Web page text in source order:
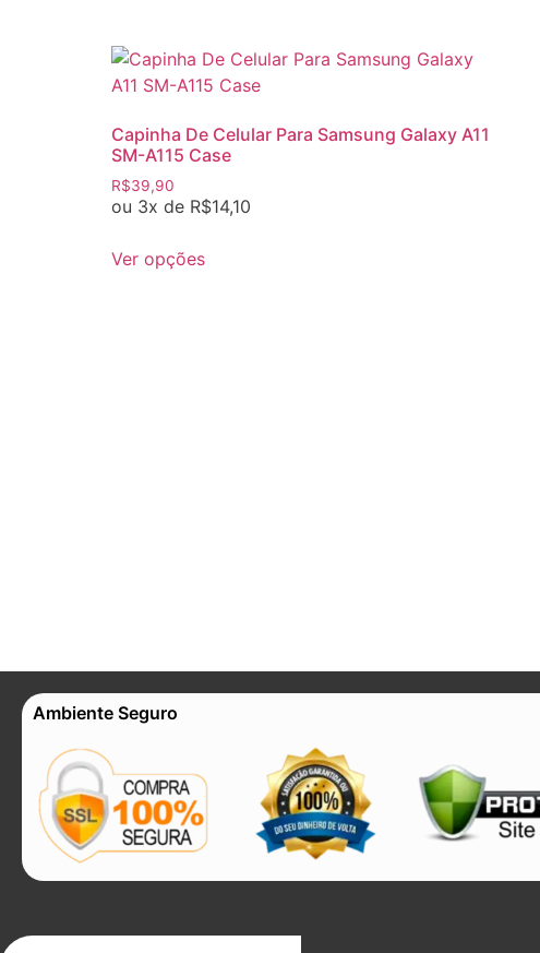
Capinha De Celular Para Samsung Galaxy A11
SM-A115 Case
R$39,90
ou 3x de R$14,10
Ver opções
Ambiente Seguro